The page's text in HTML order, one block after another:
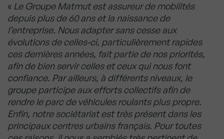
« Le Groupe Matmut est assureur de mobilités
depuis plus de 60 ans et la naissance de
l’entreprise. Nous adapter sans cesse aux
évolutions de celles-ci, particulièrement rapides
ces dernières années, fait partie de nos priorités,
afin de bien servir celles et ceux qui nous font
confiance. Par ailleurs, à différents niveaux, le
groupe participe aux efforts collectifs afin de
rendre le parc de véhicules roulants plus propre.
Enfin, notre sociétariat est très présent dans les
principaux centres urbains français. Pour toutes